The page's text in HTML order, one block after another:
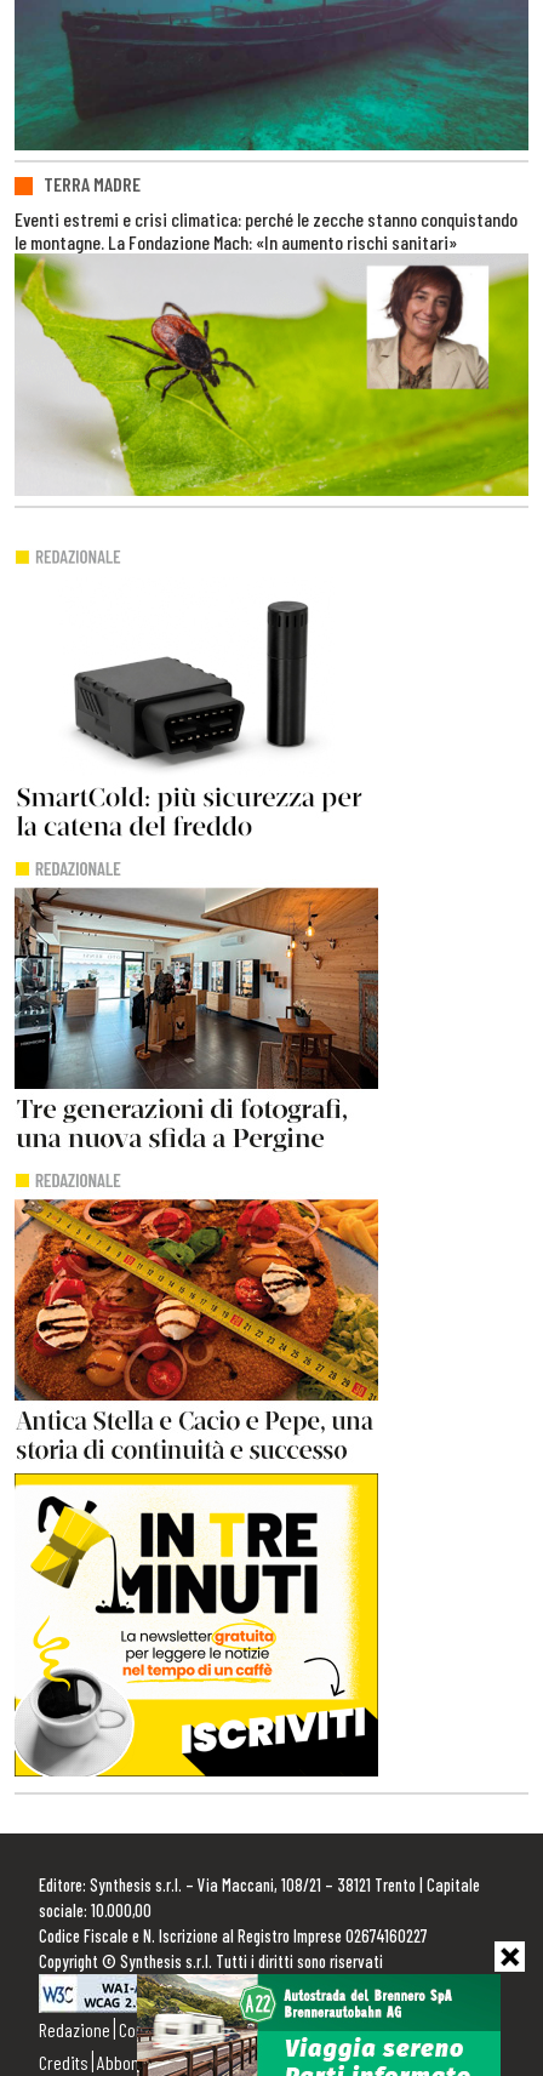
TERRA MADRE
Eventi estremi e crisi climatica: perché le zecche stanno conquistando
le montagne. La Fondazione Mach: «In aumento rischi sanitari»
Editore: Synthesis s.r.l. – Via Maccani, 108/21 – 38121 Trento | Capitale
sociale: 10.000,00
Codice Fiscale e N. Iscrizione al Registro Imprese 02674160227
Copyright © Synthesis s.r.l. Tutti i diritti sono riservati
Redazione Contattaci Pubblicità Privacy Policy Cookie Policy
Credits Abbonamenti